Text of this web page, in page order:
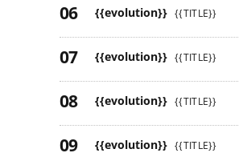
{{evolution}} {{TITLE}}
{{evolution}} {{TITLE}}
{{evolution}} {{TITLE}}
{{evolution}} {{TITLE}}